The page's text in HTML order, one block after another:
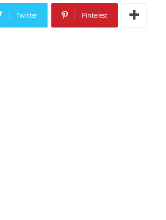
Twitter Pinterest